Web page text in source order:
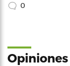
0
Opiniones